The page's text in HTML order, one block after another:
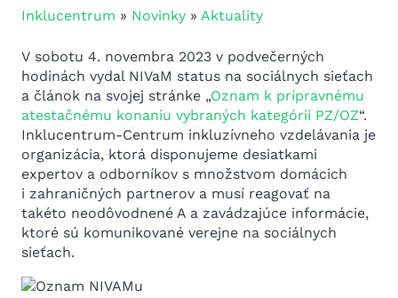
Inklucentrum » Novinky » Aktuality
V sobotu 4. novembra 2023 v podvečerných
hodinách vydal NIVaM status na sociálnych sieťach
a článok na svojej stránke „Oznam k prípravnému
atestačnému konaniu vybraných kategórií PZ/OZ“.
Inklucentrum-Centrum inkluzívneho vzdelávania je
organizácia, ktorá disponujeme desiatkami
expertov a odborníkov s množstvom domácich
i zahraničných partnerov a musí reagovať na
takéto neodôvodnené A a zavádzajúce informácie,
ktoré sú komunikované verejne na sociálnych
sieťach.